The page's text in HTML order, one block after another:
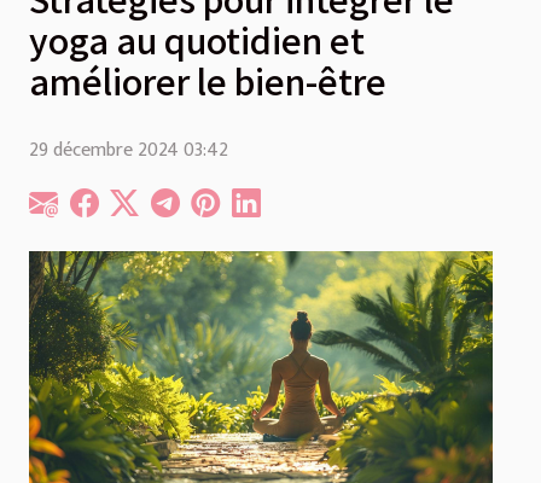
yoga au quotidien et
améliorer le bien-être
29 décembre 2024 03:42